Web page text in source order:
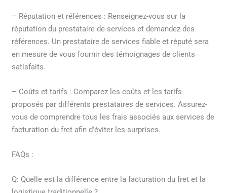
– Réputation et références : Renseignez-vous sur la
réputation du prestataire de services et demandez des
références. Un prestataire de services fiable et réputé sera
en mesure de vous fournir des témoignages de clients
satisfaits.
– Coûts et tarifs : Comparez les coûts et les tarifs
proposés par différents prestataires de services. Assurez-
vous de comprendre tous les frais associés aux services de
facturation du fret afin d’éviter les surprises.
FAQs :
Q: Quelle est la différence entre la facturation du fret et la